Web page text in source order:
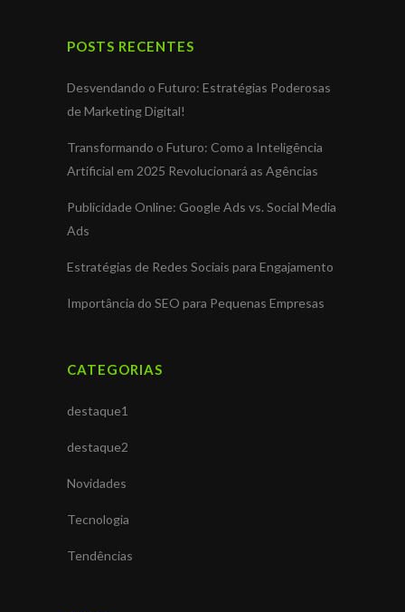
POSTS RECENTES
Desvendando o Futuro: Estratégias Poderosas
de Marketing Digital!
Transformando o Futuro: Como a Inteligência
Artificial em 2025 Revolucionará as Agências
Publicidade Online: Google Ads vs. Social Media
Ads
Estratégias de Redes Sociais para Engajamento
Importância do SEO para Pequenas Empresas
CATEGORIAS
destaque1
destaque2
Novidades
Tecnologia
Tendências